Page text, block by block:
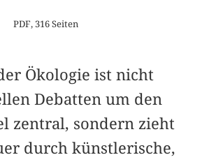
PDF, 316 Seiten
Ökologie ist nicht
Debatten um den
zentral, sondern zieht
durch künstlerische,